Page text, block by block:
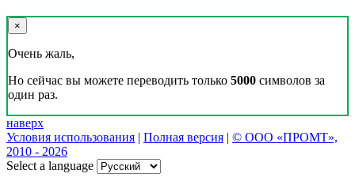
×
Очень жаль,
Но сейчас вы можете переводить только 5000 символов за
один раз.
наверх
Условия использования | Полная версия | © ООО «ПРОМТ»,
2010 - 2026
Select a language